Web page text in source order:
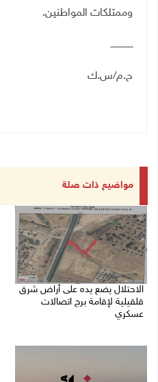
وممتلكات المواطنين.
ــــــــــــــــ
ح.م/س.ك
مواضيع ذات صلة
الاحتلال يضع يده على أراض شرق
قلقيلية لإقامة برج اتصالات
عسكري